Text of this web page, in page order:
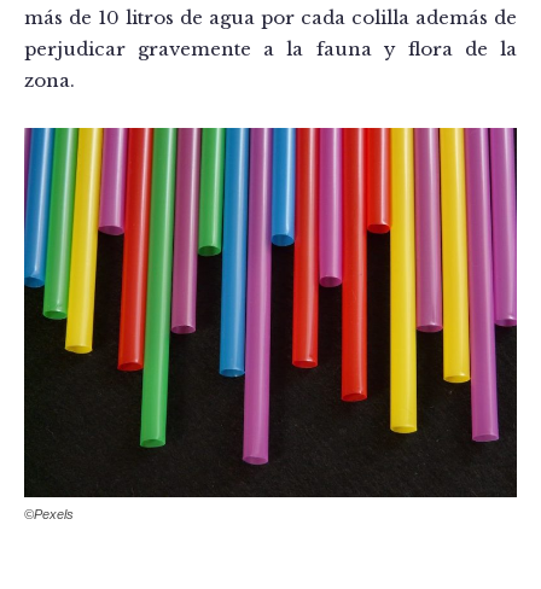
más de 10 litros de agua por cada colilla además de
perjudicar gravemente a la fauna y flora de la
zona.
©Pexels